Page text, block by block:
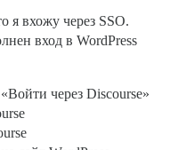
я вхожу через SSO.
вход в WordPress
через Discourse»